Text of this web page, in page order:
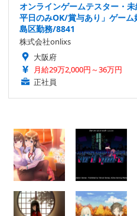
オンラインゲームテスター・
平日のみOK/賞与あり」ゲー
島区勤務/8841
株式会社onlixs
大阪府
月給29万2,000円～36万円
正社員